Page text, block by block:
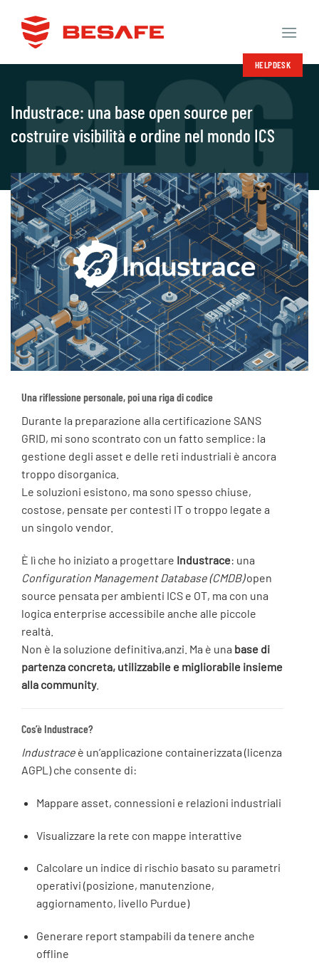
contenuti
HELPDESK
Industrace: una base open source per
costruire visibilità e ordine nel mondo ICS
Una riflessione personale, poi una riga di codice
Durante la preparazione alla certificazione SANS
GRID, mi sono scontrato con un fatto semplice: la
gestione degli asset e delle reti industriali è ancora
troppo disorganica.
Le soluzioni esistono, ma sono spesso chiuse,
costose, pensate per contesti IT o troppo legate a
un singolo vendor.
È lì che ho iniziato a progettare Industrace: una
Configuration Management Database (CMDB)open
source pensata per ambienti ICS e OT, ma con una
logica enterprise accessibile anche alle piccole
realtà.
Non è la soluzione definitiva,anzi. Ma è una base di
partenza concreta, utilizzabile e migliorabile insieme
alla community.
Cos’è Industrace?
Industrace è un’applicazione containerizzata (licenza
AGPL) che consente di:
Mappare asset, connessioni e relazioni industriali
Visualizzare la rete con mappe interattive
Calcolare un indice di rischio basato su parametri
operativi (posizione, manutenzione,
aggiornamento, livello Purdue)
Generare report stampabili da tenere anche
offline